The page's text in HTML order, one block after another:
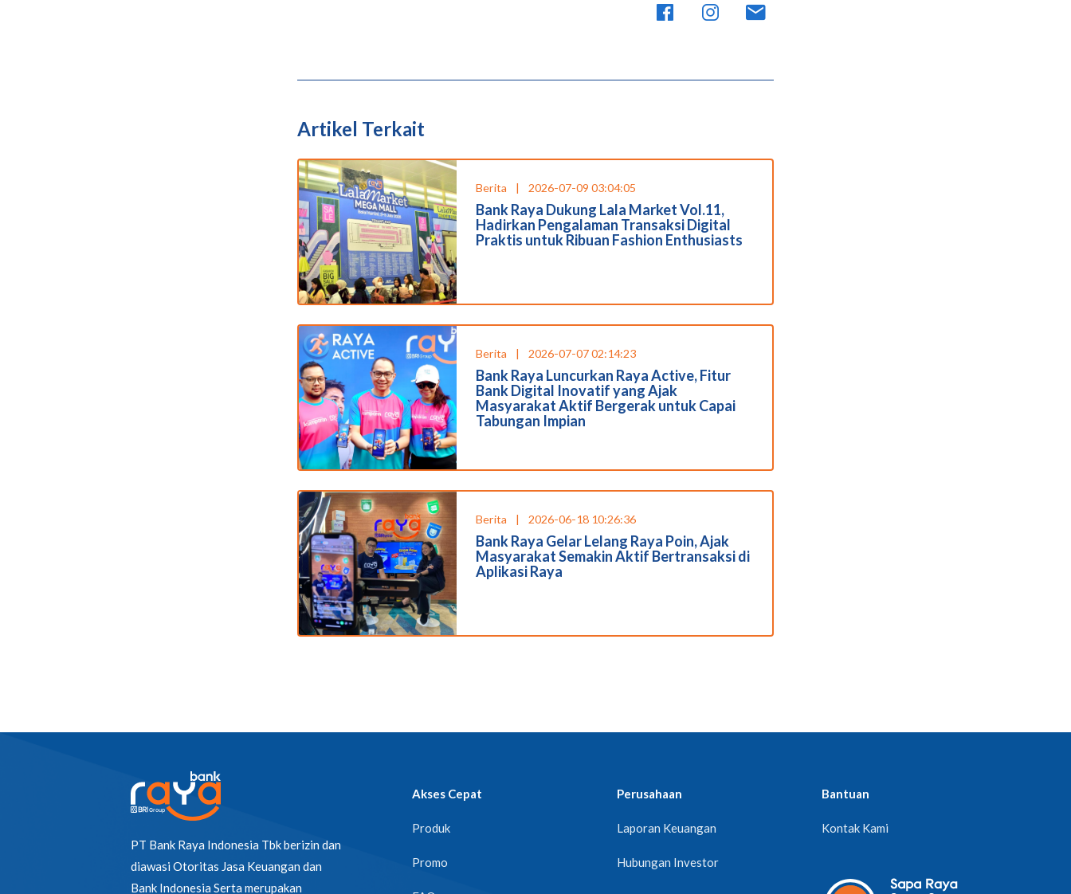
Artikel Terkait
Berita | 2026-07-09 03:04:05
Bank Raya Dukung Lala Market Vol.11,
Hadirkan Pengalaman Transaksi Digital
Praktis untuk Ribuan Fashion Enthusiasts
Berita | 2026-07-07 02:14:23
Bank Raya Luncurkan Raya Active, Fitur
Bank Digital Inovatif yang Ajak
Masyarakat Aktif Bergerak untuk Capai
Tabungan Impian
Berita | 2026-06-18 10:26:36
Bank Raya Gelar Lelang Raya Poin, Ajak
Masyarakat Semakin Aktif Bertransaksi di
Aplikasi Raya
PT Bank Raya Indonesia Tbk berizin dan
diawasi Otoritas Jasa Keuangan dan
Bank Indonesia Serta merupakan
Akses Cepat
Produk
Promo
Perusahaan
Laporan Keuangan
Hubungan Investor
Bantuan
Kontak Kami